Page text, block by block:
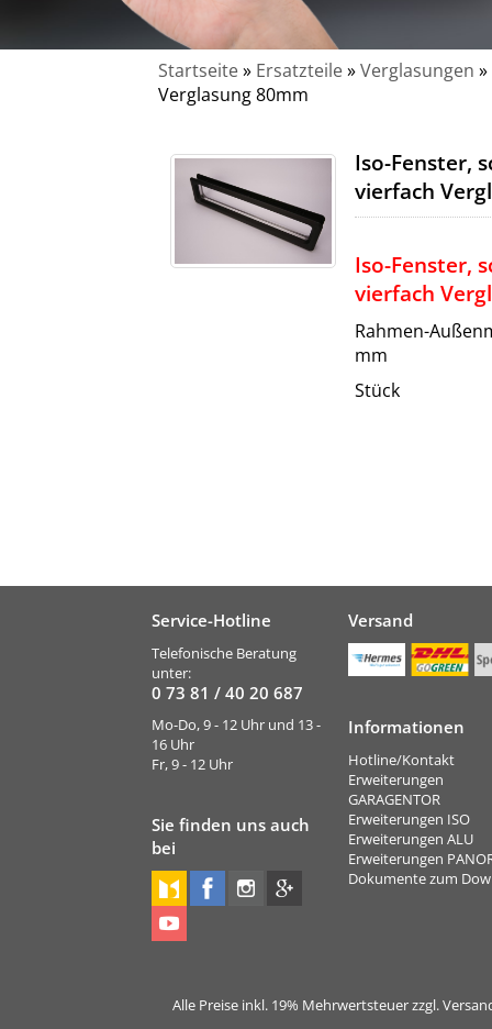
Startseite» Ersatzteile»Verglasungen »
Verglasung 80mm
Iso-Fenster,
vierfach
Iso-Fenster,
vierfach
Rahmen-
mm
Stück
Service-Hotline
Telefonische Beratung
unter:
0 73 81 / 40 20 687
Mo-Do, 9 - 12 Uhr und 13 -
16 Uhr
Fr, 9 - 12 Uhr
Sie finden uns auch
bei
Versand
Informationen
Hotline/Kontakt
Erweiterungen
GARAGENTOR
Erweiterungen ISO
Erweiterungen ALU
Erweiterungen
Dokumente zum
Alle Preise inkl. 19% Mehrwertsteuer zzgl.